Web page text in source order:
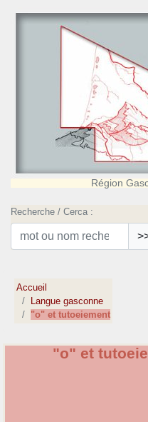
Région
Recherche / Cerca :
Accueil
Langue gasconne
"o" et tutoeiement
"o" et